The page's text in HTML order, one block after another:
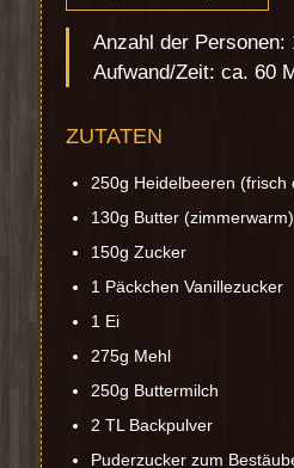
Anzahl der Personen:
Aufwand/Zeit: ca. 60
ZUTATEN
250g Heidelbeeren (frisch
130g Butter (zimmerwarm)
150g Zucker
1 Päckchen Vanillezucker
1 Ei
275g Mehl
250g Buttermilch
2 TL Backpulver
Puderzucker zum